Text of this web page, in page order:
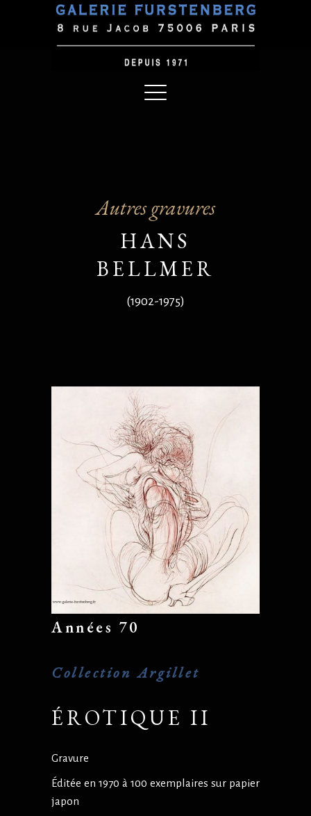
Autres gravures
HANS
BELLMER
(1902-1975)
Années 70
Collection Argillet
ÉROTIQUE II
Gravure
Éditée en 1970 à 100 exemplaires sur papier
japon